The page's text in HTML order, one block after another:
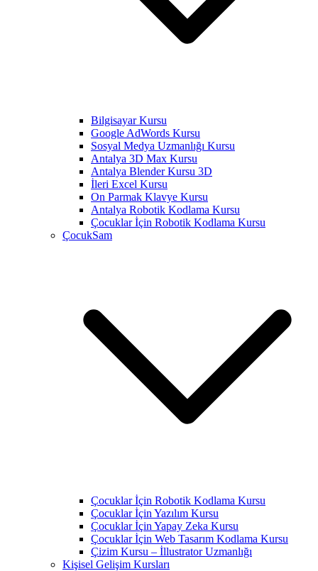
Bilgisayar Kursu
Google AdWords Kursu
Sosyal Medya Uzmanlığı Kursu
Antalya 3D Max Kursu
Antalya Blender Kursu 3D
İleri Excel Kursu
On Parmak Klavye Kursu
Antalya Robotik Kodlama Kursu
Çocuklar İçin Robotik Kodlama Kursu
ÇocukSam
Çocuklar İçin Robotik Kodlama Kursu
Çocuklar İçin Yazılım Kursu
Çocuklar İçin Yapay Zeka Kursu
Çocuklar İçin Web Tasarım Kodlama Kursu
Çizim Kursu – İllustrator Uzmanlığı
Kişisel Gelişim Kursları